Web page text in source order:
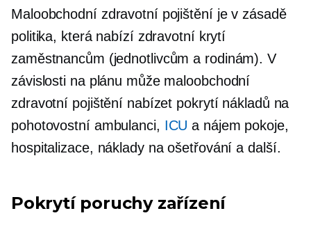
Maloobchodní zdravotní pojištění je v zásadě
politika, která nabízí zdravotní krytí
zaměstnancům (jednotlivcům a rodinám). V
závislosti na plánu může maloobchodní
zdravotní pojištění nabízet pokrytí nákladů na
pohotovostní ambulanci, ICU a nájem pokoje,
hospitalizace, náklady na ošetřování a další.
Pokrytí poruchy zařízení